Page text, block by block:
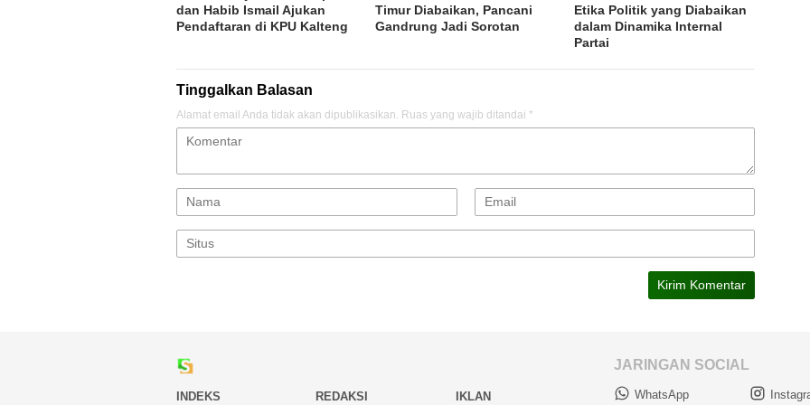
dan Habib Ismail Ajukan
Pendaftaran di KPU Kalteng
Timur Diabaikan, Pancani
Gandrung Jadi Sorotan
Etika Politik yang Diabaikan
dalam Dinamika Internal
Partai
Tinggalkan Balasan
Alamat email Anda tidak akan dipublikasikan. Ruas yang wajib ditandai *
INDEKS REDAKSI IKLAN
JARINGAN SOCIAL
WhatsApp